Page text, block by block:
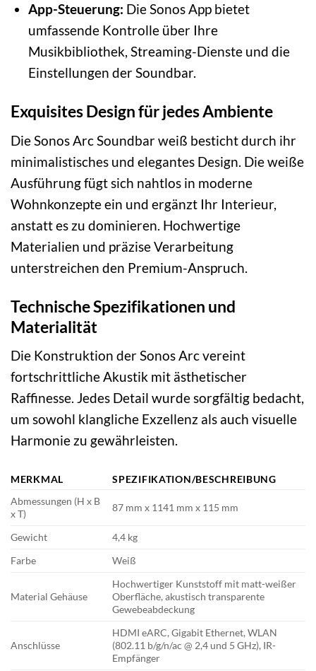
App-Steuerung: Die Sonos App bietet
umfassende Kontrolle über Ihre
Musikbibliothek, Streaming-Dienste und die
Einstellungen der Soundbar.
Exquisites Design für jedes Ambiente
Die Sonos Arc Soundbar weiß besticht durch ihr
minimalistisches und elegantes Design. Die weiße
Ausführung fügt sich nahtlos in moderne
Wohnkonzepte ein und ergänzt Ihr Interieur,
anstatt es zu dominieren. Hochwertige
Materialien und präzise Verarbeitung
unterstreichen den Premium-Anspruch.
Technische Spezifikationen und
Materialität
Die Konstruktion der Sonos Arc vereint
fortschrittliche Akustik mit ästhetischer
Raffinesse. Jedes Detail wurde sorgfältig bedacht,
um sowohl klangliche Exzellenz als auch visuelle
Harmonie zu gewährleisten.
MERKMAL
SPEZIFIKATION/BESCHREIBUNG
Abmessungen (H x B
x T)
87 mm x 1141 mm x 115 mm
Gewicht
4,4 kg
Farbe
Weiß
Material Gehäuse
Hochwertiger Kunststoff mit matt-weißer
Oberfläche, akustisch transparente
Gewebeabdeckung
Anschlüsse
HDMI eARC, Gigabit Ethernet, WLAN
(802.11 b/g/n/ac @ 2,4 und 5 GHz), IR-
Empfänger